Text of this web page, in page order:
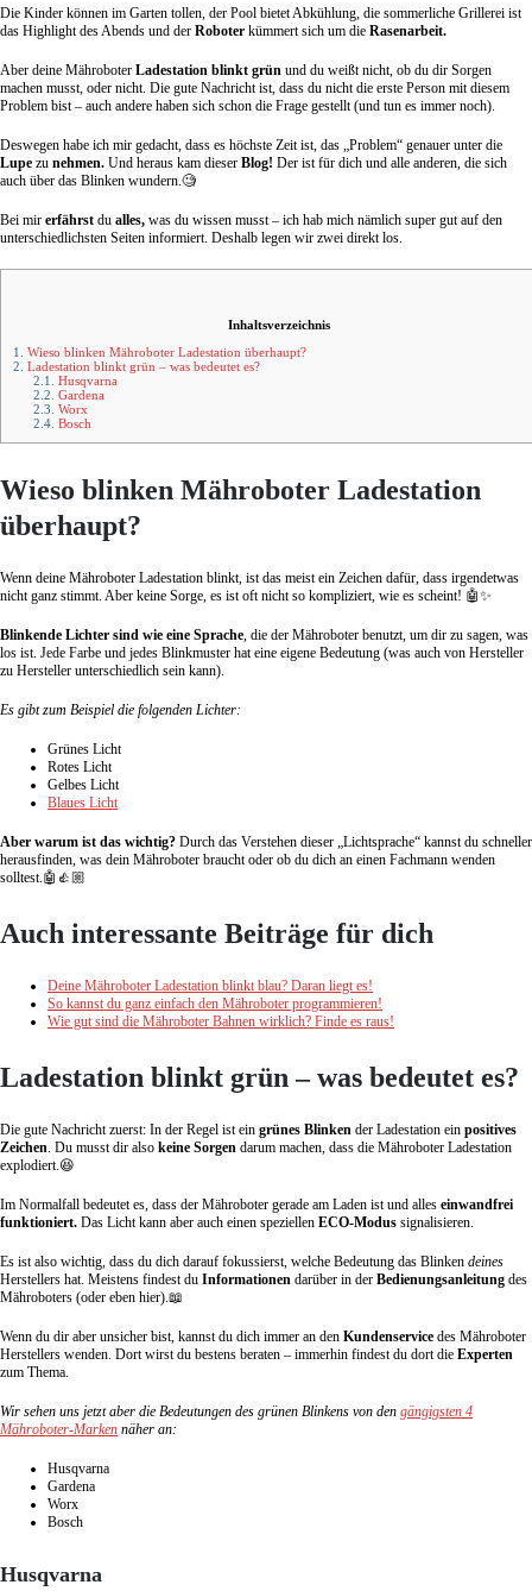
Die Kinder können im Garten tollen, der Pool bietet Abkühlung, die sommerliche Grillerei ist
das Highlight des Abends und der Roboter kümmert sich um die Rasenarbeit.
Aber deine Mähroboter Ladestation blinkt grün und du weißt nicht, ob du dir Sorgen
machen musst, oder nicht. Die gute Nachricht ist, dass du nicht die erste Person mit diesem
Problem bist – auch andere haben sich schon die Frage gestellt (und tun es immer noch).
Deswegen habe ich mir gedacht, dass es höchste Zeit ist, das „Problem“ genauer unter die
Lupe zu nehmen. Und heraus kam dieser Blog! Der ist für dich und alle anderen, die sich
auch über das Blinken wundern.🧐
Bei mir erfährst du alles, was du wissen musst – ich hab mich nämlich super gut auf den
unterschiedlichsten Seiten informiert. Deshalb legen wir zwei direkt los.
Inhaltsverzeichnis
1.
Wieso blinken Mähroboter Ladestation überhaupt?
2. Ladestation blinkt grün – was bedeutet es?
2.1.
Husqvarna
2.2. Gardena
2.3. Worx
2.4. Bosch
Wieso blinken Mähroboter Ladestation
überhaupt?
Wenn deine Mähroboter Ladestation blinkt, ist das meist ein Zeichen dafür, dass irgendetwas
nicht ganz stimmt. Aber keine Sorge, es ist oft nicht so kompliziert, wie es scheint! 🤖✨
Blinkende Lichter sind wie eine Sprache, die der Mähroboter benutzt, um dir zu sagen, was
los ist. Jede Farbe und jedes Blinkmuster hat eine eigene Bedeutung (was auch von Hersteller
zu Hersteller unterschiedlich sein kann).
Es gibt zum Beispiel die folgenden Lichter:
Grünes Licht
Rotes Licht
Gelbes Licht
Blaues Licht
Aber warum ist das wichtig? Durch das Verstehen dieser „Lichtsprache“ kannst du schneller
herausfinden, was dein Mähroboter braucht oder ob du dich an einen Fachmann wenden
solltest.🤖👍🏼
Auch interessante Beiträge für dich
Deine Mähroboter Ladestation blinkt blau? Daran liegt es!
So kannst du ganz einfach den Mähroboter programmieren!
Wie gut sind die Mähroboter Bahnen wirklich? Finde es raus!
Ladestation blinkt grün – was bedeutet es?
Die gute Nachricht zuerst: In der Regel ist ein grünes Blinken der Ladestation ein positives
Zeichen. Du musst dir also keine Sorgen darum machen, dass die Mähroboter Ladestation
explodiert.😆
Im Normalfall bedeutet es, dass der Mähroboter gerade am Laden ist und alles einwandfrei
funktioniert. Das Licht kann aber auch einen speziellen ECO-Modus signalisieren.
Es ist also wichtig, dass du dich darauf fokussierst, welche Bedeutung das Blinken deines
Herstellers hat. Meistens findest du Informationen darüber in der Bedienungsanleitung des
Mähroboters (oder eben hier).📖
Wenn du dir aber unsicher bist, kannst du dich immer an den Kundenservice des Mähroboter
Herstellers wenden. Dort wirst du bestens beraten – immerhin findest du dort die Experten
zum Thema.
Wir sehen uns jetzt aber die Bedeutungen des grünen Blinkens von den gängigsten 4
Mähroboter-Marken näher an:
Husqvarna
Gardena
Worx
Bosch
Husqvarna